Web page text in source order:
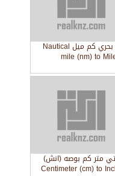
الميل بحري كم ميل Nautical
mile (nm) to
متر كم بوصه (انش)
Centimeter (cm) to